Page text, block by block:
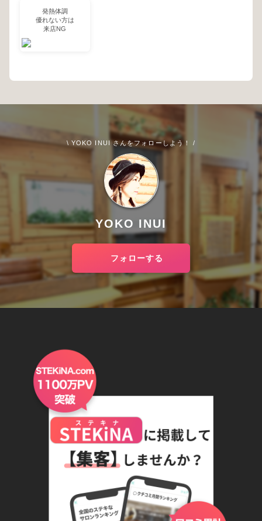
発熱体調
優れない方は
来店NG
\ YOKO INUI さんをフォローしよう！ /
YOKO INUI
フォローする